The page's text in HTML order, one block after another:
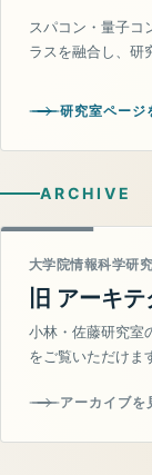
スパコン・量子コ
ラスを融合し、研
研究室ページ
ARCHIVE
大学院情報科学研
旧 アーキ
小林・佐藤研究室
をご覧いただけま
アーカイブを